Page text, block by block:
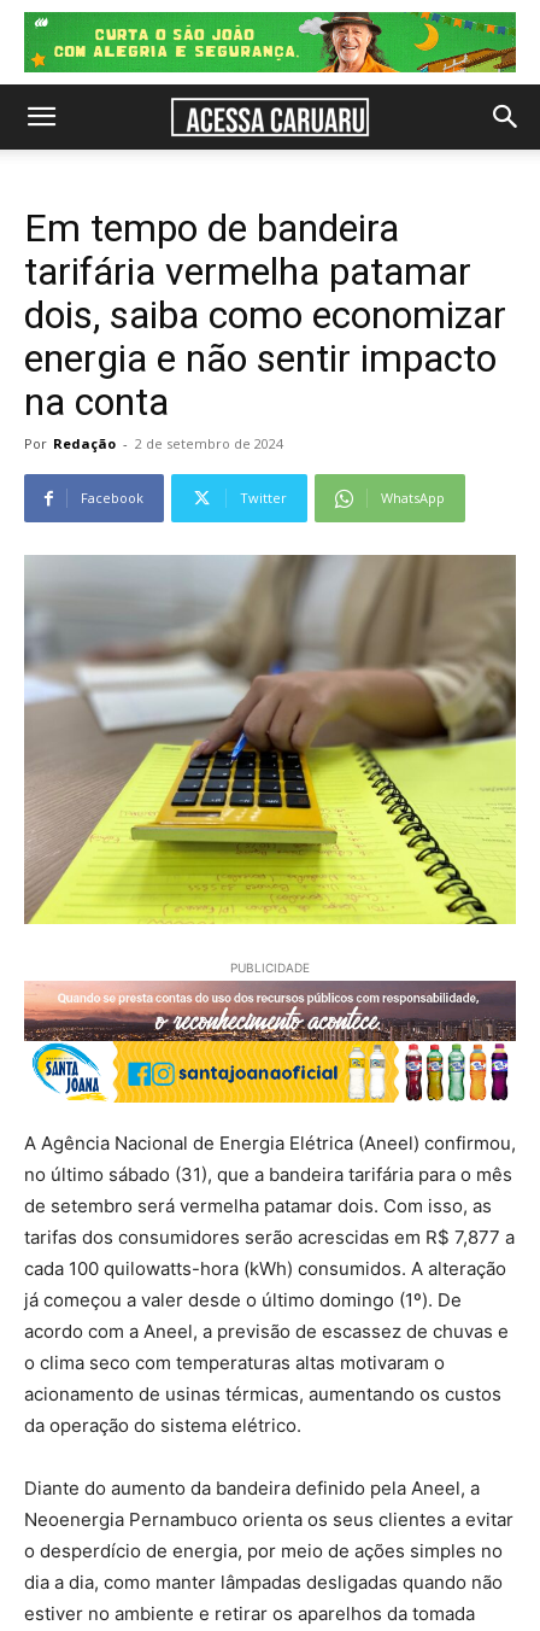
Em tempo de bandeira
tarifária vermelha patamar
dois, saiba como economizar
energia e não sentir impacto
na conta
Por Redação - 2 de setembro de 2024
Facebook Twitter WhatsApp
PUBLICIDADE
A Agência Nacional de Energia Elétrica (Aneel) confirmou,
no último sábado (31), que a bandeira tarifária para o mês
de setembro será vermelha patamar dois. Com isso, as
tarifas dos consumidores serão acrescidas em R$ 7,877 a
cada 100 quilowatts-hora (kWh) consumidos. A alteração
já começou a valer desde o último domingo (1º). De
acordo com a Aneel, a previsão de escassez de chuvas e
o clima seco com temperaturas altas motivaram o
acionamento de usinas térmicas, aumentando os custos
da operação do sistema elétrico.
Diante do aumento da bandeira definido pela Aneel, a
Neoenergia Pernambuco orienta os seus clientes a evitar
o desperdício de energia, por meio de ações simples no
dia a dia, como manter lâmpadas desligadas quando não
estiver no ambiente e retirar os aparelhos da tomada